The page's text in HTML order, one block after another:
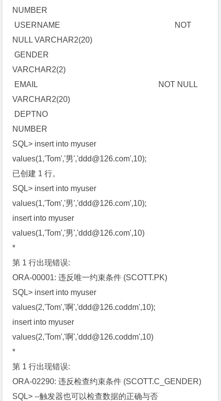
NUMBER
USERNAME NOT
NULL VARCHAR2(20)
GENDER
VARCHAR2(2)
EMAIL NOT NULL
VARCHAR2(20)
DEPTNO
NUMBER
SQL> insert into myuser
values(1,'Tom','男','ddd@126.com',10);
已创建 1 行。
SQL> insert into myuser
values(1,'Tom','男','ddd@126.com',10);
insert into myuser
values(1,'Tom','男','ddd@126.com',10)
*
第 1 行出现错误:
ORA-00001: 违反唯一约束条件 (SCOTT.PK)
SQL> insert into myuser
values(2,'Tom','啊','ddd@126.coddm',10);
insert into myuser
values(2,'Tom','啊','ddd@126.coddm',10)
*
第 1 行出现错误:
ORA-02290: 违反检查约束条件 (SCOTT.C_GENDER)
SQL> --触发器也可以检查数据的正确与否